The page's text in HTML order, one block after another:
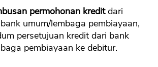
permohonan kreditdari
umum/lembaga pembiayaan,
persetujuan kredit dari bank
pembiayaan ke debitur.